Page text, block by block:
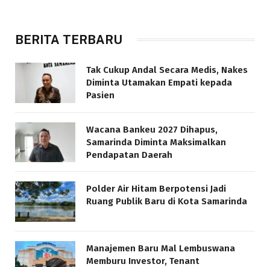
BERITA TERBARU
Tak Cukup Andal Secara Medis, Nakes
Diminta Utamakan Empati kepada
Pasien
Wacana Bankeu 2027 Dihapus,
Samarinda Diminta Maksimalkan
Pendapatan Daerah
Polder Air Hitam Berpotensi Jadi
Ruang Publik Baru di Kota Samarinda
Manajemen Baru Mal Lembuswana
Memburu Investor, Tenant